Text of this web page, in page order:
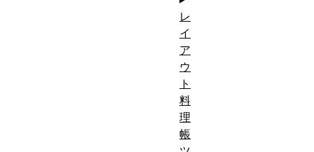
レ
イ
ア
ウ
ト
料
理
帳